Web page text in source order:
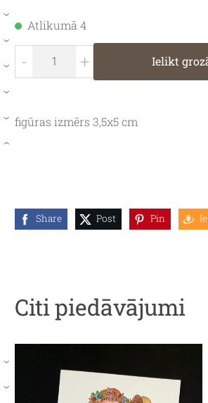
›
›
›
›
›
›
›
›
Atlikumā 4
- + Ielikt
figūras izmērs 3,5x5 cm
Share Post Pin
Citi piedāvājumi